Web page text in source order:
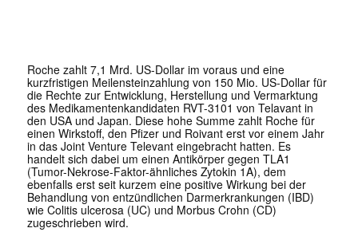
Roche zahlt 7,1 Mrd. US-Dollar im voraus und eine
kurzfristigen Meilensteinzahlung von 150 Mio. US-Dollar für
die Rechte zur Entwicklung, Herstellung und Vermarktung
des Medikamentenkandidaten RVT-3101 von Telavant in
den USA und Japan. Diese hohe Summe zahlt Roche für
einen Wirkstoff, den Pfizer und Roivant erst vor einem Jahr
in das Joint Venture Televant eingebracht hatten. Es
handelt sich dabei um einen Antikörper gegen TLA1
(Tumor-Nekrose-Faktor-ähnliches Zytokin 1A), dem
ebenfalls erst seit kurzem eine positive Wirkung bei der
Behandlung von entzündlichen Darmerkrankungen (IBD)
wie Colitis ulcerosa (UC) und Morbus Crohn (CD)
zugeschrieben wird.